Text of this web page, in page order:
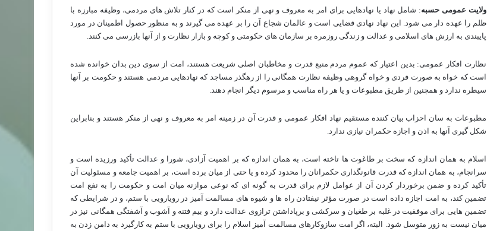
ولایت عمومی حسبه: شامل نهاد یا نهادهایی برای امر به معروف و نهی از منکر است که در کنار تلاش های مردمی، وظیفه مبارزه با
ظلم را عهده دار می شود. این نهاد نهادی قضایی است و عالمان شجاع آن را بر عهده می گیرند و به منظور حصول اطمینان در مورد
پایبندی به ارزش های اسلامی و عدالت و زندگی روزمره بر سازمان های حکومتی و کوچه و بازار نظارت و از آنها بازرسی می کنند.
نظارت افکار عمومی: بدین اعتیار که عموم مردم منبع قدرت و مخاطبان اصلی شریعت هستند، امت از سوی دین بدان خوانده شده
است که خواه به صورت فردی و خواه گروهی وظیفه نظارت همگانی را از رهگذر مساجد که نهادهایی مردمی هستند و حکومت بر آنها
سیطره ندارد و همچنین از طریق مطبوعات و یا هر راه مناسب و مرسوم دیگر انجام دهند.
مطبوعات به سان احزاب بیان کننده مستقیم نهاد افکار عمومی و قدرت آن در زمینه امر به معروف و نهی از منکر هستند و بنابراین
شکل گیری آنها به اذن و اجازه حکمران نیازی ندارد.
اسلام به همان اندازه که سخت بر طاغوت ها تاخته است، به همان اندازه که بر اهمیت آزادی، شورا و عدالت تأکید ورزیده است و
سرانجام، به همان اندازه که قدرت قانونگذاری حکمرانان را محدود کرده و یا حتی از میان برده است، بر اهمیت جامعه و مسئولیت آن
تأکید کرده و ضمن برخوردار کردن آن از عوامل لازم برای قدرت به گونه ای که نوعی موازنه میان امت و حکومت را به نفع امت
تضمین کند، به امت اجازه داده است در صورت مؤثر نیفتادن راه ها و شیوه های مسالمت آمیز در رویارویی با ستم، و در شرایطی که
تضمین هایی برای موفقیت در غلبه بر طغیان و سرکشی و برپاداشتن ترازوی عدالت دارد و بیم فتنه و آشوب و آشفتگی همگانی نیز در
میان نیست به زور متوسل شود. البته، اگر امت سازوکارهای مسالمت آمیز اسلام را برای رویارویی با ستم به کارگیرد به دامن زدن به